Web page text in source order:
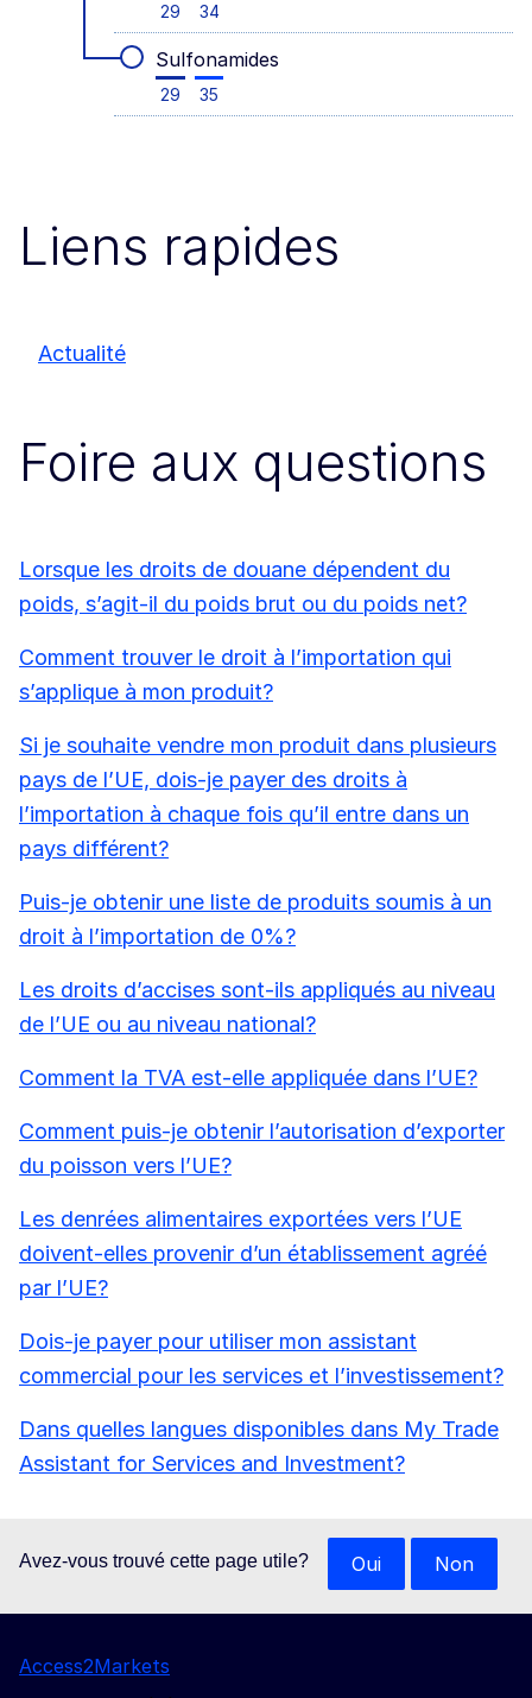
29 34
Sulfonamides
29 35
Liens rapides
Actualité
Foire aux questions
Lorsque les droits de douane dépendent du
poids, s’agit-il du poids brut ou du poids net?
Comment trouver le droit à l’importation qui
s’applique à mon produit?
Si je souhaite vendre mon produit dans plusieurs
pays de l’UE, dois-je payer des droits à
l’importation à chaque fois qu’il entre dans un
pays différent?
Puis-je obtenir une liste de produits soumis à un
droit à l’importation de 0%?
Les droits d’accises sont-ils appliqués au niveau
de l’UE ou au niveau national?
Comment la TVA est-elle appliquée dans l’UE?
Comment puis-je obtenir l’autorisation d’exporter
du poisson vers l’UE?
Les denrées alimentaires exportées vers l’UE
doivent-elles provenir d’un établissement agréé
par l’UE?
Dois-je payer pour utiliser mon assistant
commercial pour les services et l’investissement?
Dans quelles langues disponibles dans My Trade
Assistant for Services and Investment?
Avez-vous trouvé cette page utile? Oui Non
Access2Markets